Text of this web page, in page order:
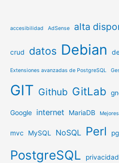
accesibilidad AdSense alta
crud datos Debian
Extensiones avanzadas de PostgreSQL
GIT Github GitLab
Google internet MariaDB
mvc MySQL NoSQL Perl
PostgreSQL privacidad